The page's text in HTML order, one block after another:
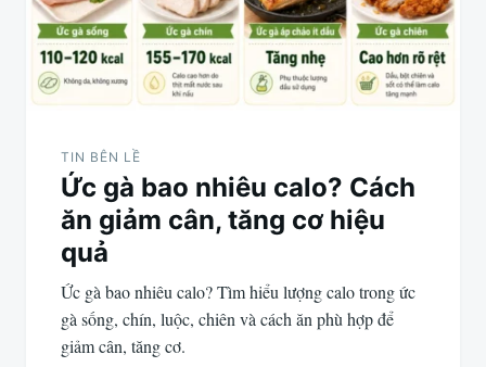
TIN BÊN LỀ
Ức gà bao nhiêu calo? Cách
ăn giảm cân, tăng cơ hiệu
quả
Ức gà bao nhiêu calo? Tìm hiểu lượng calo trong ức
gà sống, chín, luộc, chiên và cách ăn phù hợp để
giảm cân, tăng cơ.